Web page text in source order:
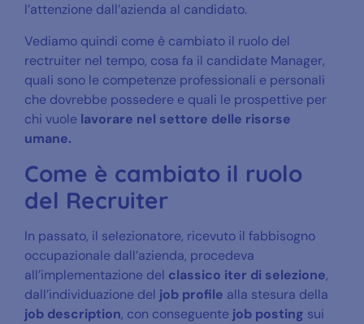
l’attenzione dall’azienda al candidato.
Vediamo quindi come è cambiato il ruolo del
rectruiter nel tempo, cosa fa il candidate Manager,
quali sono le competenze professionali e personali
che dovrebbe possedere e quali le prospettive per
chi vuole lavorare nel settore delle risorse
umane.
Come è cambiato il ruolo
del Recruiter
In passato, il selezionatore, ricevuto il fabbisogno
occupazionale dall’azienda, procedeva
all’implementazione del classico iter di selezione,
dall’individuazione del job profile alla stesura della
job description, con conseguente job posting sui